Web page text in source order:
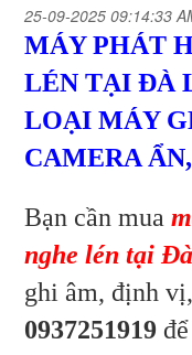
thiết
bị
nghe
lén
Đà
Lạt,
dò
bị
nghe
lén
tại
Đà
Lạt,
dò
máy
ghi
nghe
lén
tại
Đà
Lạt,
dò
máy
ghi
âm
camera
ẩn-
Địa
tại
Đà
Lạt,
dò
máy
ghi
âm
camera
Địa
chỉ
Lê
Qúy
Đôn
Đà
Lạt,
dò
máy
ghi
âm
camera
ẩn-
chỉ
Đôn
dò
máy
ghi
camera
ẩn-
chỉ
Lê
Qúy
Đôn
25-09-2025 09:14:33
MÁY PHÁT
LÉN TẠI ĐÀ
LOẠI MÁY
CAMERA
Bạn cần mua
nghe lén tại
ghi âm, định
0937251919